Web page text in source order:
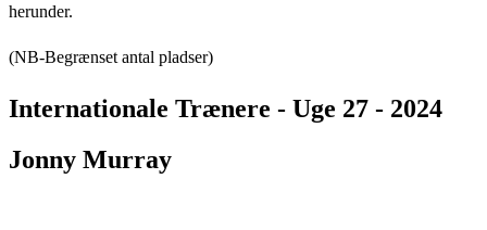
herunder.
(NB-Begrænset antal pladser)
Internationale Trænere - Uge 27 - 2024
Jonny Murray